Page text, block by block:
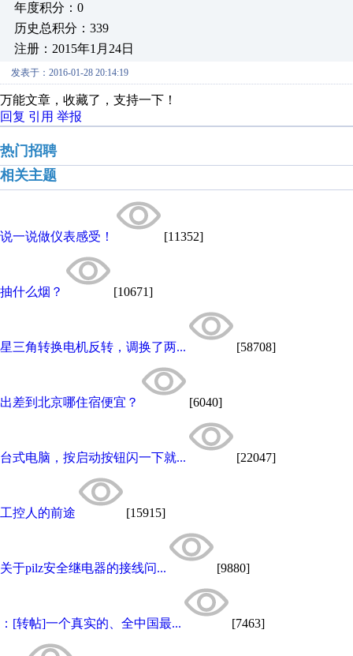
年度积分：0
历史总积分：339
注册：2015年1月24日
发表于：2016-01-28 20:14:19
万能文章，收藏了，支持一下！
回复 引用 举报
热门招聘
相关主题
说一说做仪表感受！ [11352]
抽什么烟？ [10671]
星三角转换电机反转，调换了两... [58708]
出差到北京哪住宿便宜？ [6040]
台式电脑，按启动按钮闪一下就... [22047]
工控人的前途 [15915]
关于pilz安全继电器的接线问... [9880]
：[转帖]一个真实的、全中国最... [7463]